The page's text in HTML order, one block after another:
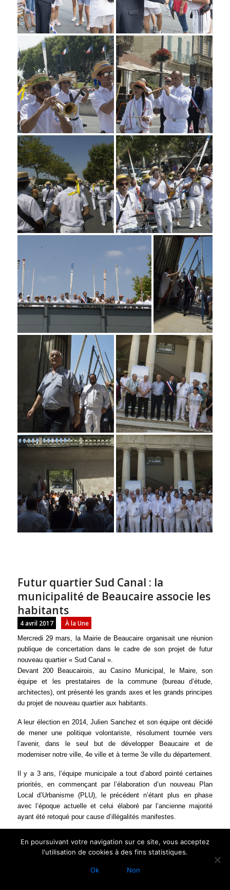
Futur quartier Sud Canal : la
municipalité de Beaucaire associe les
habitants
4 avril 2017 À la Une
Mercredi 29 mars, la Mairie de Beaucaire organisait une réunion
publique de concertation dans le cadre de son projet de futur
nouveau quartier « Sud Canal ».
Devant 200 Beaucairois, au Casino Municipal, le Maire, son
équipe et les prestataires de la commune (bureau d’étude,
architectes), ont présenté les grands axes et les grands principes
du projet de nouveau quartier aux habitants.
A leur élection en 2014, Julien Sanchez et son équipe ont décidé
de mener une politique volontariste, résolument tournée vers
l’avenir, dans le seul but de développer Beaucaire et de
moderniser notre ville, 4e ville et à terme 3e ville du département.
Il y a 3 ans, l’équipe municipale a tout d’abord pointé certaines
priorités, en commençant par l’élaboration d’un nouveau Plan
Local d’Urbanisme (PLU), le précédent n’étant plus en phase
avec l’époque actuelle et celui élaboré par l’ancienne majorité
ayant été retoqué pour cause d’illégalités manifestes.
approuvé en décembre dernier, après 18 mois de préparation.
Parallèlement à cela, pour ne pas perdre de temps, la
En poursuivant votre navigation sur ce site, vous acceptez
l'utilisation de cookies à des fins statistiques.
Ok Non